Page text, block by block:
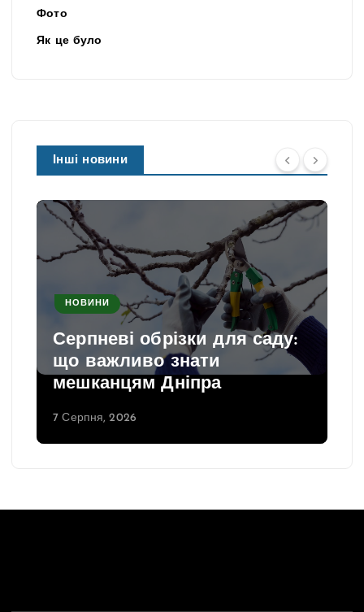
Фото
Як це було
Інші новини
НОВИНИ
Серпневі обрізки для саду:
що важливо знати
мешканцям Дніпра
7 Серпня, 2026